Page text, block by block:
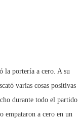
la portería a cero. A su
varias cosas positivas
durante todo el partido
empataron a cero en un